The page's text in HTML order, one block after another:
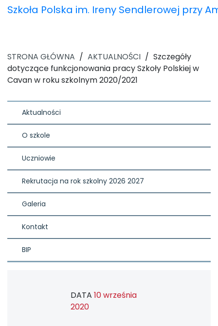
Szkoła Polska im. Ireny Sendlerowej przy
STRONA GŁÓWNA / AKTUALNOŚCI / Szczegóły
dotyczące funkcjonowania pracy Szkoły Polskiej w
Cavan w roku szkolnym 2020/2021
Aktualności
O szkole
Uczniowie
Rekrutacja na rok szkolny 2026 2027
Galeria
Kontakt
BIP
DATA 10 września
2020